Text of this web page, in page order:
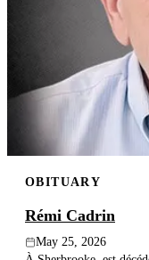
Funeral homes
Eternea
Search
OBITUARY
Rémi Cadrin
May 25, 2026